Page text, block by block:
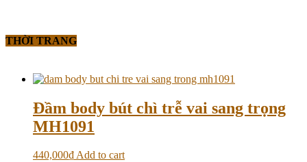
THỜI TRANG
Đầm body bút chì trễ vai sang trọng
MH1091
440,000₫Add to cart